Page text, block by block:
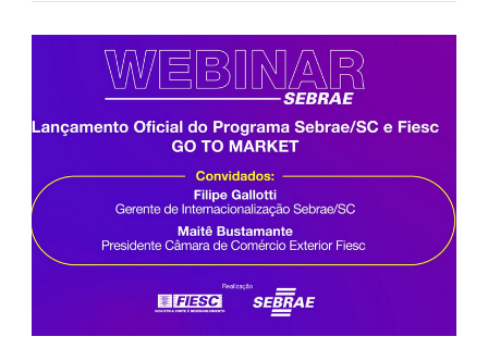
NOSSAS ASSOCIADAS
SEJA UM ASSOCIADO
VAGAS